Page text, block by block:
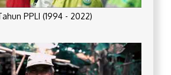
PPLI (1994 - 2022)